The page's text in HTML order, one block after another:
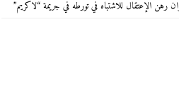
رهن الإعتقال للاشتباه في تورطه في جريمة “لاكريم”